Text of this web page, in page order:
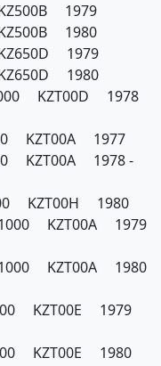
1979
1980
1979
1980
KZT00D 1978
KZT00A 1977
KZT00A 1978 -
KZT00H 1980
KZT00A 1979
KZT00A 1980
KZT00E 1979
KZT00E 1980